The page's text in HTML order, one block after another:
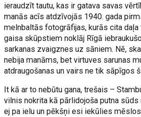
ieraudzīt tautu, kas ir gatava savas
manās acīs atdzīvojās 1940. gada
melnbaltās fotogrāfijas, kurās cita daļa
gaisa skūpstiem noklāj Rīgā
sarkanas zvaigznes uz sāniem. Nē,
nebija manāms, bet virtuves sarunas
atdraugošanas un vairs ne tik sāpīgos
It kā ar to nebūtu gana, trešais –
vilnis nokrita kā pārlidojoša putna
ej pa ielu un pēkšņi esi iekūlies